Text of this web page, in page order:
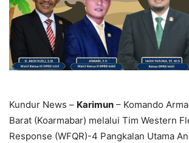
Kundur News – Karimun – Komando
Barat (Koarmabar) melalui Tim Western
Response (WFQR)-4 Pangkalan Utama